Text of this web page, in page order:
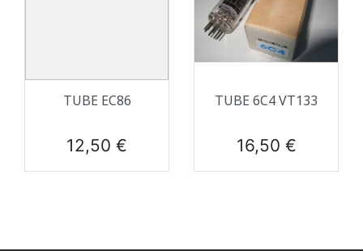
TUBE EC86
Prix
12,50 €
TUBE 6C4 VT133
Prix
16,50 €